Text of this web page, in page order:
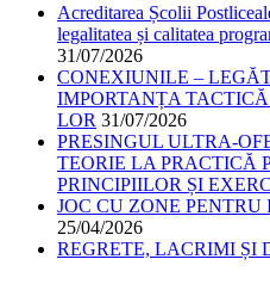
Acreditarea Școlii
legalitatea și calitatea
31/07/2026
CONEXIUNILE –
IMPORTANȚA
LOR 31/07/2026
PRESINGUL ULTRA-
TEORIE LA PRACTICĂ
PRINCIPIILOR ȘI
JOC CU ZONE
25/04/2026
REGRETE, LACRIMI ȘI